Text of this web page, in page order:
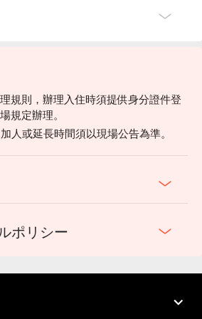
規則，辦理入住時須提供身分證件登
規定辦理。
人或延長時間須以現場公告為準。
ポリシー